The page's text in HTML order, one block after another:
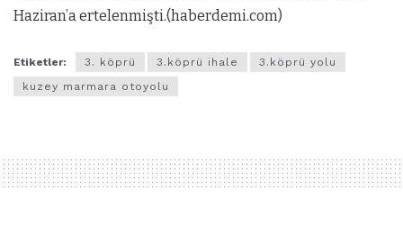
Haziran’a ertelenmişti.(haberdemi.com)
Etiketler: 3. köprü 3.köprü ihale
3.köprü yolu
kuzey marmara otoyolu